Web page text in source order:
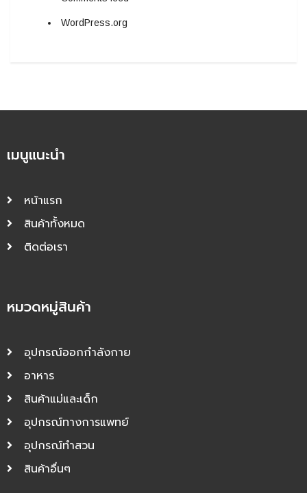
WordPress.org
เมนูแนะนำ
หน้าแรก
สินค้าทั้งหมด
ติดต่อเรา
หมวดหมู่สินค้า
อุปกรณ์ออกกำลังกาย
อาหาร
สินค้าแม่และเด็ก
อุปกรณ์ทางการแพทย์
อุปกรณ์ทำสวน
สินค้าอื่นๆ